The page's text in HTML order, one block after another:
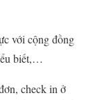
với cộng đồng
biết,…
check in ở